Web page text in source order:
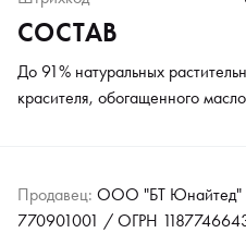
СОСТАВ
До 91% натуральных
красителя, обогащенного
Продавец: ООО "БТ
770901001 / ОГРН